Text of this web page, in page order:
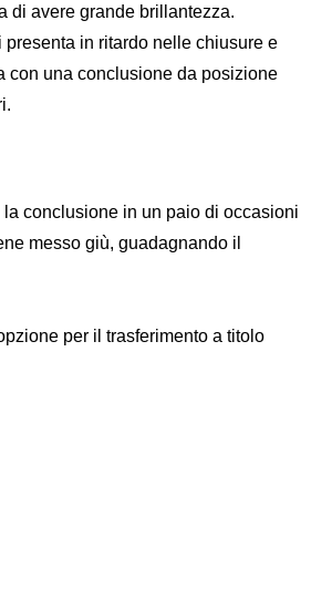
di avere grande brillantezza.
in ritardo nelle chiusure e
con una conclusione da posizione
conclusione in un paio di occasioni
messo giù, guadagnando il
per il trasferimento a titolo